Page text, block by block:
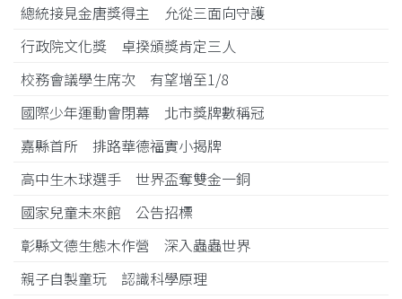
總統接見金唐獎得主 允從三面向守護
行政院文化獎 卓揆頒獎肯定三人
校務會議學生席次 有望增至1/8
國際少年運動會閉幕 北市獎牌數稱冠
嘉縣首所 排路華德福實小揭牌
高中生木球選手 世界盃奪雙金一銅
國家兒童未來館 公告招標
彰縣文德生態木作營 深入蟲蟲世界
親子自製童玩 認識科學原理